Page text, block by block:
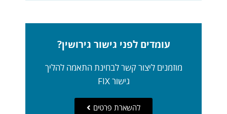
עומדים לפני גישור גירושין?
מוזמנים ליצור קשר לבחינת התאמה להליך
גישור FIX
להשארת פרטים